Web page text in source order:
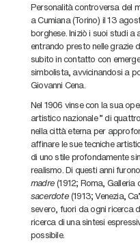
Personalità controversa del
a Cumiana (Torino) il 13
borghese. Iniziò i suoi studi a
entrando presto nelle grazie
subito in contatto con
simbolista, avvicinandosi a
Giovanni Cena.
Nel 1906 vinse con la sua
artistico nazionale ” di
nella città eterna per
affinare le sue tecniche
di uno stile profondamente
realismo. Di questi anni
madre(1912; Roma, Galleria
sacerdote(1913; Venezia,
severo, fuori da ogni ricerca
ricerca di una sintesi
possibile.